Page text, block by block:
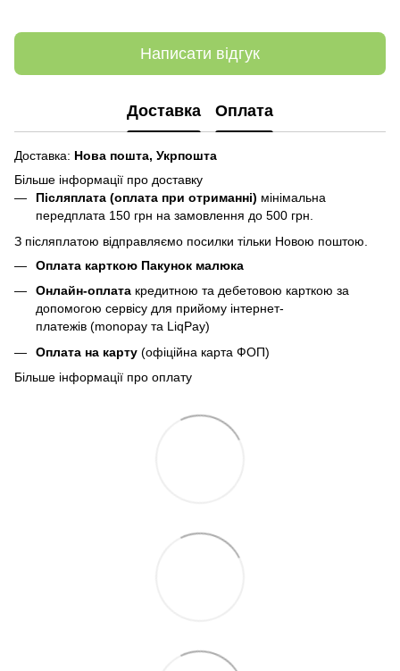
Написати відгук
Доставка Оплата
Доставка: Нова пошта, Укрпошта
Більше інформації про доставку
Післяплата (оплата при отриманні) мінімальна
передплата 150 грн на замовлення до 500 грн.
З післяплатою відправляємо посилки тільки Новою поштою.
Оплата карткою Пакунок малюка
Онлайн-оплата кредитною та дебетовою карткою за
допомогою сервісу для прийому інтернет-
платежів (monopay та LiqPay)
Оплата на карту (офіційна карта ФОП)
Більше інформації про оплату